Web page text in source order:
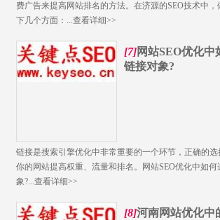
费广告来提高网站排名的方法。在济源的SEO技术中，
下几个方面：...查看详细>>
[7]网站SEO优化
链接对象?
链接是搜索引擎优化中非常重要的一个环节，正确的
你的网站提高权重、流量和排名。网站SEO​优化中如
象?...查看详细>>
[8]河南网站优化中